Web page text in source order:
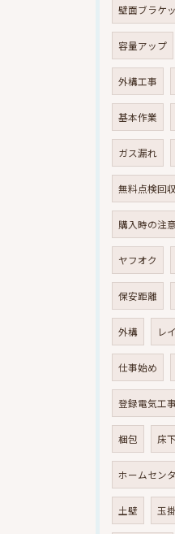
壁面ブラケ
容量アップ
外構工事
基本作業
ガス漏れ
無料点検回収
購入時の注意
ヤフオク
保安距離
外構 レ
仕事始め
登録電気工
梱包 床
ホームセン
土壁 玉